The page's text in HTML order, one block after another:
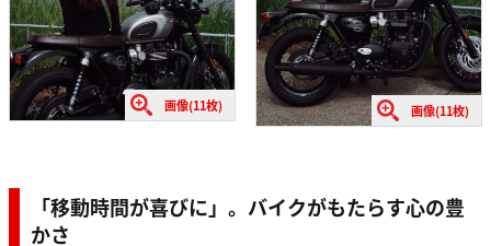
画像(11枚) 画像(11枚)
「移動時間が喜びに」。バイクがもたらす心の豊
かさ